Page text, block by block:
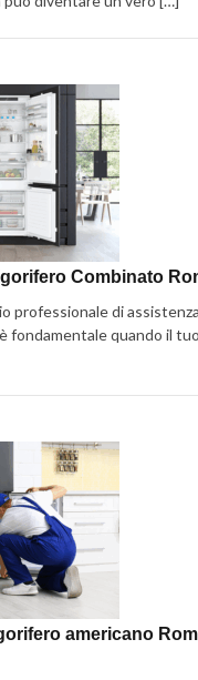
Combinato
professionale di
fondamentale quando il
americano